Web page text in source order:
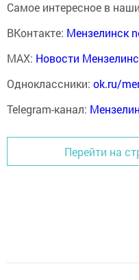
Самое интересное в
ВКонтакте: Мензелинск
MAX: Новости
Одноклассники: ok.ru/
Telegram-канал:
Перейти на